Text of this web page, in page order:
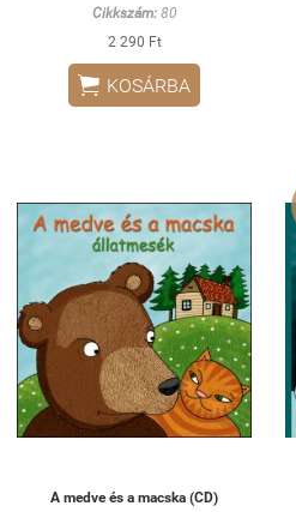
Cikkszám:80
2 290 Ft
 KOSÁRBA
A medve és a macska (CD)